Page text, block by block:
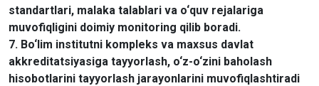
standartlari, malaka talablari va o‘quv rejalariga
muvofiqligini doimiy monitoring qilib boradi.
7. Bo‘lim institutni kompleks va maxsus davlat
akkreditatsiyasiga tayyorlash, o‘z-o‘zini baholash
hisobotlarini tayyorlash jarayonlarini muvofiqlashtiradi